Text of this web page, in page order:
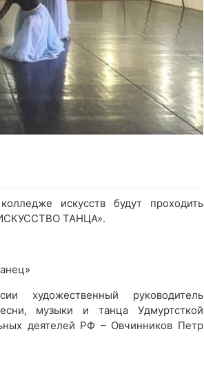
искусств будут проходить
ТАНЦА».
художественный руководитель
музыки и танца Удмуртсткой
деятелей РФ – Овчинников Петр